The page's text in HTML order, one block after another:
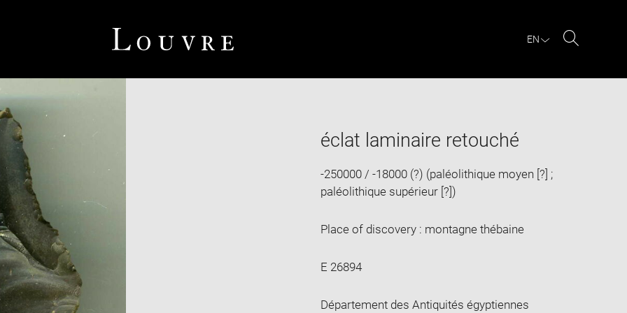
EN
éclat laminaire retouché
-250000 / -18000 (?) (paléolithique moyen [?] ;
paléolithique supérieur [?])
Place of discovery : montagne thébaine
E 26894
Département des Antiquités égyptiennes